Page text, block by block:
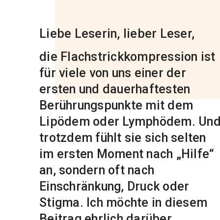
Liebe Leserin, lieber Leser,
die Flachstrickkompression ist
für viele von uns einer der
ersten und dauerhaftesten
Berührungspunkte mit dem
Lipödem oder Lymphödem.
trotzdem fühlt sie sich selten
im ersten Moment nach „Hilfe“
an, sondern oft nach
Einschränkung, Druck oder
Stigma. Ich möchte in diesem